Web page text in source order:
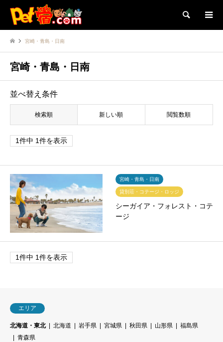
検索
宮崎・青島・日南
宮崎・青島・日南
並べ替え条件
検索順 新しい順 閲覧数順
1件中 1件を表示
宮崎・青島・日南
貸別荘・コテージ・ロッジ
シーガイア・フォレスト・コテ
ージ
1件中 1件を表示
エリア
北海道・東北 北海道 岩手県 宮城県 秋田県 山形県
福島県
青森県